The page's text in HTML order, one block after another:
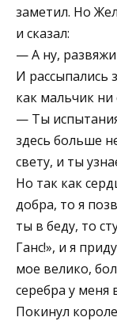
заметил. Но
и сказал:
— А ну,
И рассыпались
как мальчик
— Ты
здесь больше
свету, и ты
Но так как
добра, то я
ты в беду, то
Ганс!», и я
мое велико,
серебра у меня
Покинул